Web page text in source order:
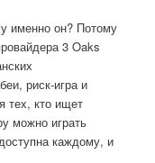
именно он? Потому
3 Oaks
риск-игра и
тех, кто ищет
можно играть
каждому, и